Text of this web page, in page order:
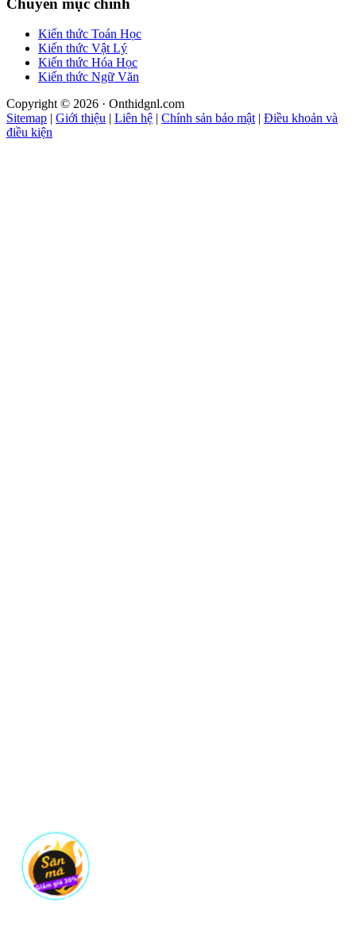
Kiến thức Toán Học
Kiến thức Vật Lý
Kiến thức Hóa Học
Kiến thức Ngữ Văn
Copyright © 2026 · Onthidgnl.com
Sitemap | Giới thiệu | Liên hệ | Chính sản bảo mật| Điều khoản và
điều kiện